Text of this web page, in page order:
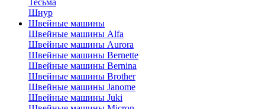
Тесьма
Шнур
Швейные машины
Швейные машины Alfa
Швейные машины Aurora
Швейные машины Bernette
Швейные машины Bernina
Швейные машины Brother
Швейные машины Janome
Швейные машины Juki